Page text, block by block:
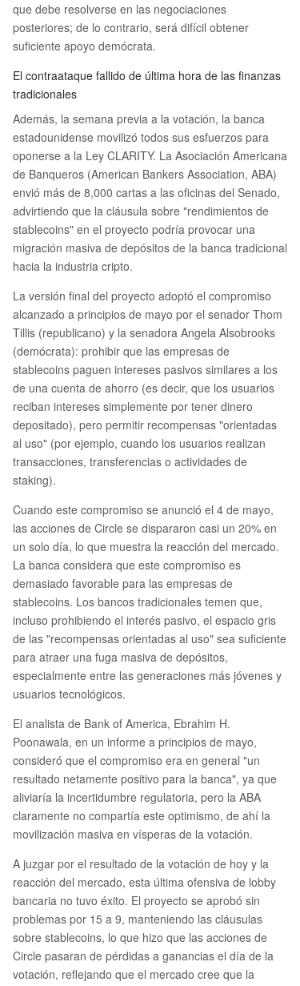
que debe resolverse en las negociaciones
posteriores; de lo contrario, será difícil obtener
suficiente apoyo demócrata.
El contraataque fallido de última hora de las finanzas
tradicionales
Además, la semana previa a la votación, la banca
estadounidense movilizó todos sus esfuerzos para
oponerse a la Ley CLARITY. La Asociación Americana
de Banqueros (American Bankers Association, ABA)
envió más de 8,000 cartas a las oficinas del Senado,
advirtiendo que la cláusula sobre "rendimientos de
stablecoins" en el proyecto podría provocar una
migración masiva de depósitos de la banca tradicional
hacia la industria cripto.
La versión final del proyecto adoptó el compromiso
alcanzado a principios de mayo por el senador Thom
Tillis (republicano) y la senadora Angela Alsobrooks
(demócrata): prohibir que las empresas de
stablecoins paguen intereses pasivos similares a los
de una cuenta de ahorro (es decir, que los usuarios
reciban intereses simplemente por tener dinero
depositado), pero permitir recompensas "orientadas
al uso" (por ejemplo, cuando los usuarios realizan
transacciones, transferencias o actividades de
staking).
Cuando este compromiso se anunció el 4 de mayo,
las acciones de Circle se dispararon casi un 20% en
un solo día, lo que muestra la reacción del mercado.
La banca considera que este compromiso es
demasiado favorable para las empresas de
stablecoins. Los bancos tradicionales temen que,
incluso prohibiendo el interés pasivo, el espacio gris
de las "recompensas orientadas al uso" sea suficiente
para atraer una fuga masiva de depósitos,
especialmente entre las generaciones más jóvenes y
usuarios tecnológicos.
El analista de Bank of America, Ebrahim H.
Poonawala, en un informe a principios de mayo,
consideró que el compromiso era en general "un
resultado netamente positivo para la banca", ya que
aliviaría la incertidumbre regulatoria, pero la ABA
claramente no compartía este optimismo, de ahí la
movilización masiva en vísperas de la votación.
A juzgar por el resultado de la votación de hoy y la
reacción del mercado, esta última ofensiva de lobby
bancaria no tuvo éxito. El proyecto se aprobó sin
problemas por 15 a 9, manteniendo las cláusulas
sobre stablecoins, lo que hizo que las acciones de
Circle pasaran de pérdidas a ganancias el día de la
votación, reflejando que el mercado cree que la